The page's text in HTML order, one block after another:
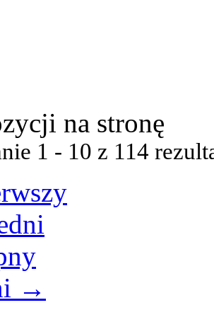
na stronę
1 - 10 z 114
→